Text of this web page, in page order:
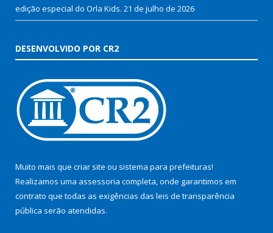
edição especial do Orla Kids. 21 de julho de 2026
DESENVOLVIDO POR CR2
Muito mais que criar site ou sistema para prefeituras!
Realizamos uma assessoria completa, onde garantimos em
contrato que todas as exigências das leis de transparência
pública serão atendidas.